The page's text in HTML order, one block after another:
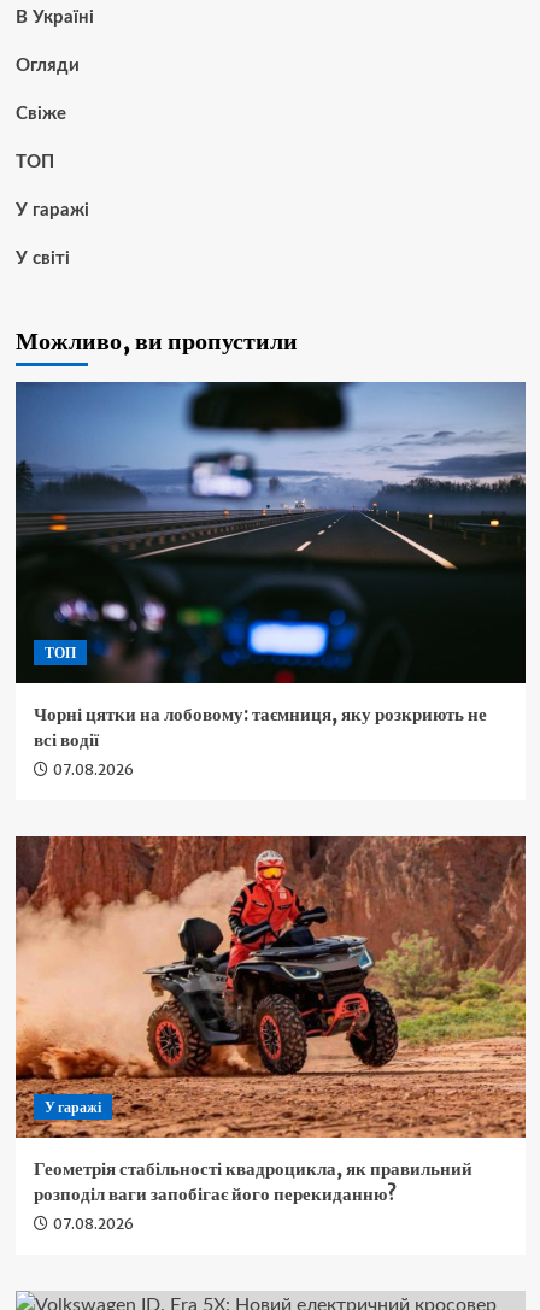
В Україні
Огляди
Свіже
ТОП
У гаражі
У світі
Можливо, ви пропустили
ТОП
Чорні цятки на лобовому: таємниця, яку розкриють не
всі водії
07.08.2026
У гаражі
Геометрія стабільності квадроцикла, як правильний
розподіл ваги запобігає його перекиданню?
07.08.2026